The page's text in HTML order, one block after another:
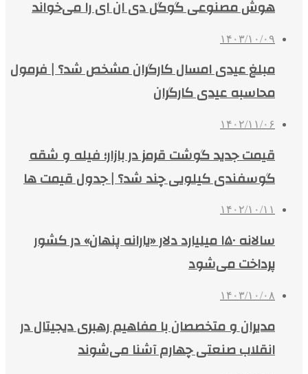
هوش مصنوعی گوگل دی ان ای را می‌خواند
۱۴۰۳/۱۰/۰۹
مبلغ عیدی امسال کارگران مشخص شد؟ | فرمول
محاسبه عیدی کارگران
۱۴۰۲/۱۱/۰۶
قیمت جدید گوشت قرمز در بازار؛ فیله و شقه
گوسفندی کیلویی چند شد؟ | جدول قیمت ها
۱۴۰۲/۱۰/۱۱
سالانه ۱۵۰ میلیارد دلار «یارانه پنهان» در کشور
پرداخت می‌شود
۱۴۰۳/۱۰/۰۸
مدیران و متخصصان با مفاهیم رهبری دیجیتال در
انقلاب صنعتی چهارم آشنا می‌شوند